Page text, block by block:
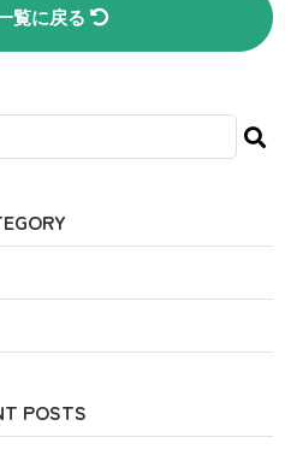
覧に戻る
POSTS